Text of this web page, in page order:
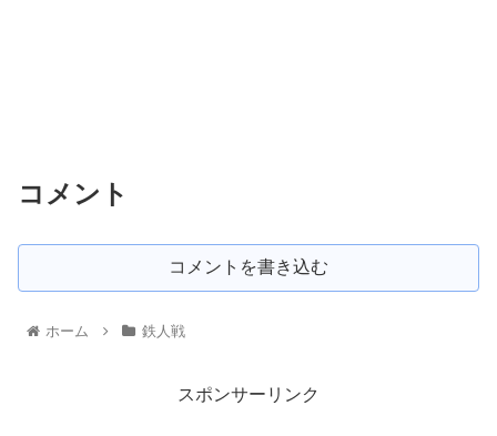
コメント
コメントを書き込む
ホーム 鉄人戦
スポンサーリンク